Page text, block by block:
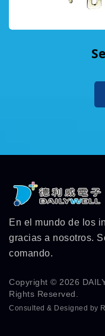
En el mundo de los
gracias a nosotros.
comando.
Copyright © 2026
Rights Reserved.
Consulted & Designed by